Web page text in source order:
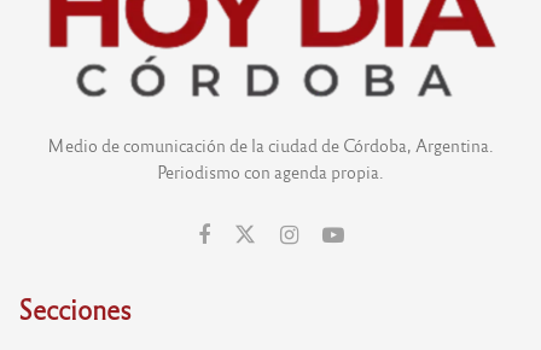
Medio de comunicación de la ciudad de Córdoba, Argentina.
Periodismo con agenda propia.
Secciones